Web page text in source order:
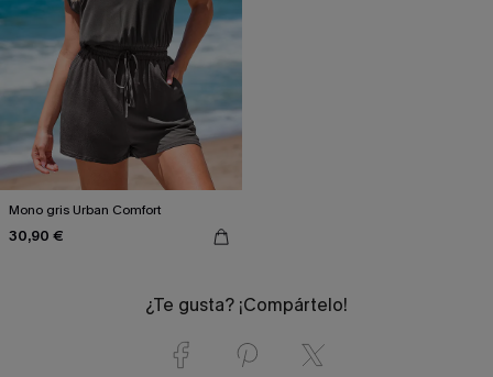
Mono gris Urban Comfort
30,90 €
¿Te gusta? ¡Compártelo!